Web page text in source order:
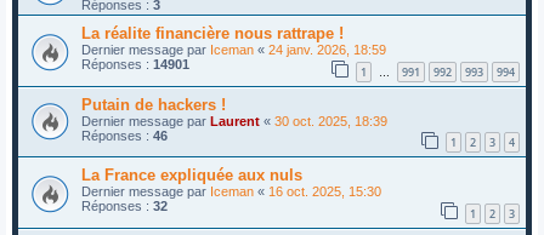
Réponses : 3
La réalite financière nous rattrape !
Dernier message par Iceman « 24 janv. 2026, 18:59
Réponses : 14901 1 … 991 992 993 994
Putain de hackers !
Dernier message par Laurent « 30 oct. 2025, 18:39
Réponses : 46 1 2 3 4
La France expliquée aux nuls
Dernier message par Iceman « 16 oct. 2025, 15:30
Réponses : 32 1 2 3